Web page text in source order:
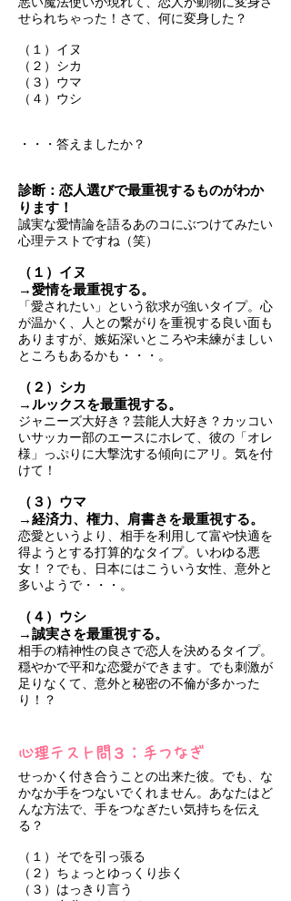
せられちゃった！さて、何に変身した？
（１）イヌ
（２）シカ
（３）ウマ
（４）ウシ
・・・答えましたか？
診断：恋人選びで最重視するものがわか
ります！
誠実な愛情論を語るあのコにぶつけてみたい
心理テストですね（笑）
（１）イヌ
→愛情を最重視する。
「愛されたい」という欲求が強いタイプ。心
が温かく、人との繋がりを重視する良い面も
ありますが、嫉妬深いところや未練がましい
ところもあるかも・・・。
（２）シカ
→ルックスを最重視する。
ジャニーズ大好き？芸能人大好き？カッコい
いサッカー部のエースにホレて、彼の「オレ
様」っぷりに大撃沈する傾向にアリ。気を付
けて！
（３）ウマ
→経済力、権力、肩書きを最重視する。
恋愛というより、相手を利用して富や快適を
得ようとする打算的なタイプ。いわゆる悪
女！？でも、日本にはこういう女性、意外と
多いようで・・・。
（４）ウシ
→誠実さを最重視する。
相手の精神性の良さで恋人を決めるタイプ。
穏やかで平和な恋愛ができます。でも刺激が
足りなくて、意外と秘密の不倫が多かった
り！？
心理テスト問３：手つなぎ
せっかく付き合うことの出来た彼。でも、な
かなか手をつないでくれません。あなたはど
んな方法で、手をつなぎたい気持ちを伝え
る？
（１）そでを引っ張る
（２）ちょっとゆっくり歩く
（３）はっきり言う